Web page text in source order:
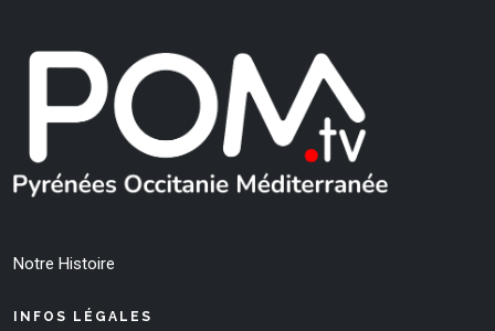
Notre Histoire
INFOS LÉGALES